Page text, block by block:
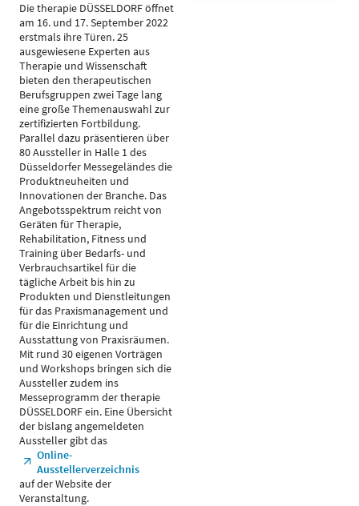
Die therapie DÜSSELDORF öffnet
am 16. und 17. September 2022
erstmals ihre Türen. 25
ausgewiesene Experten aus
Therapie und Wissenschaft
bieten den therapeutischen
Berufsgruppen zwei Tage lang
eine große Themenauswahl zur
zertifizierten Fortbildung.
Parallel dazu präsentieren über
80 Aussteller in Halle 1 des
Düsseldorfer Messegeländes die
Produktneuheiten und
Innovationen der Branche. Das
Angebotsspektrum reicht von
Geräten für Therapie,
Rehabilitation, Fitness und
Training über Bedarfs- und
Verbrauchsartikel für die
tägliche Arbeit bis hin zu
Produkten und Dienstleitungen
für das Praxismanagement und
für die Einrichtung und
Ausstattung von Praxisräumen.
Mit rund 30 eigenen Vorträgen
und Workshops bringen sich die
Aussteller zudem ins
Messeprogramm der therapie
DÜSSELDORF ein. Eine Übersicht
der bislang angemeldeten
Aussteller gibt das
Online-
Ausstellerverzeichnis
auf der Website der
Veranstaltung.